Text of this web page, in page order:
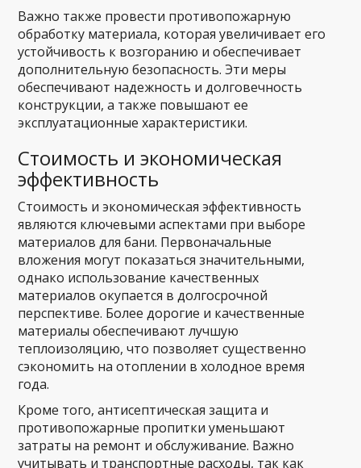
Важно также провести противопожарную
обработку материала, которая увеличивает его
устойчивость к возгоранию и обеспечивает
дополнительную безопасность. Эти меры
обеспечивают надежность и долговечность
конструкции, а также повышают ее
эксплуатационные характеристики.
Стоимость и экономическая
эффективность
Стоимость и экономическая эффективность
являются ключевыми аспектами при выборе
материалов для бани. Первоначальные
вложения могут показаться значительными,
однако использование качественных
материалов окупается в долгосрочной
перспективе. Более дорогие и качественные
материалы обеспечивают лучшую
теплоизоляцию, что позволяет существенно
сэкономить на отоплении в холодное время
года.
Кроме того, антисептическая защита и
противопожарные пропитки уменьшают
затраты на ремонт и обслуживание. Важно
учитывать и транспортные расходы, так как